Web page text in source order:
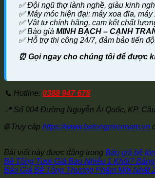
✅ Đội ngũ thợ lành nghề, giàu kinh
✅ Máy móc hiện đại: máy xoa đĩa,
✅ Vật tư chính hãng, cam kết chất
✅ Báo giá MINH BẠCH – CẠNH
✅ Hỗ trợ thi công 24/7, đảm bảo tiến
⏰ Gọi ngay cho chúng tôi để được
📞 Hotline: 0388 947 678
📍 Số 004 Đường Nguyễn Ái Quốc, KP.
🌐 Truy cập https://www.betongmiennam.vn
Bài viết này được đăng trong Báo giá bê
Bê Tông Tươi Giá Bao Nhiêu 1 Khối?
Báo Giá Bê Tông Thương Phẩm Mới Nhất